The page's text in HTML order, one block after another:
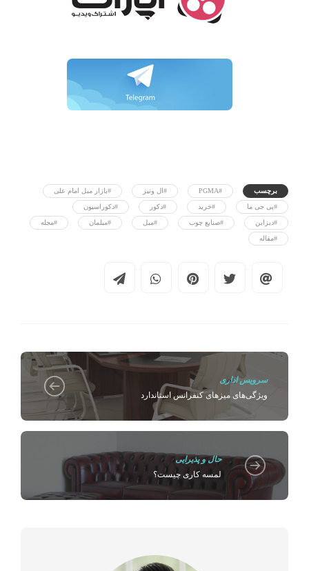
برچسب #PGMA #ال ونیز #بازار مبل امام علی
#پی جی ما #خرید #دکور #دکوراسیون
#دیزاین #صنایع چوب #مبل #مبلمان #مجله
#مقاله
سرویس اداری
ویژگی‌های میزهای کنفرانس استاندارد
حال و پذیرایی
لمسه کاری چیست؟